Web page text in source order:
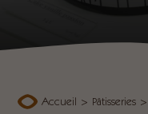
Accueil > Pâtisseries >